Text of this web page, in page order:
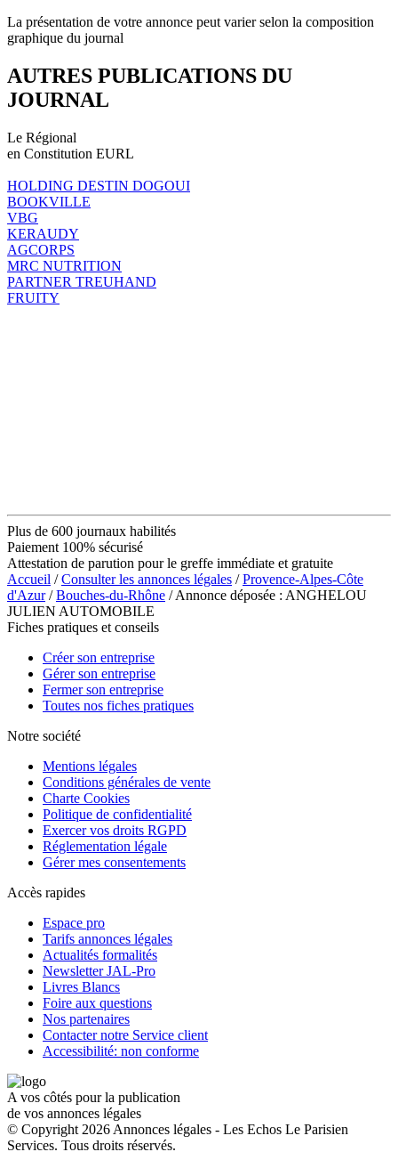
La présentation de votre annonce peut varier selon la composition
graphique du journal
AUTRES PUBLICATIONS DU
JOURNAL
Le Régional
en Constitution EURL
HOLDING DESTIN DOGOUI
BOOKVILLE
VBG
KERAUDY
AGCORPS
MRC NUTRITION
PARTNER TREUHAND
FRUITY
Plus de 600 journaux habilités
Paiement 100% sécurisé
Attestation de parution pour le greffe immédiate et gratuite
Accueil /Consulter les annonces légales /Provence-Alpes-Côte
d'Azur/Bouches-du-Rhône / Annonce déposée : ANGHELOU
JULIEN AUTOMOBILE
Fiches pratiques et conseils
Créer son entreprise
Gérer son entreprise
Fermer son entreprise
Toutes nos fiches pratiques
Notre société
Mentions légales
Conditions générales de vente
Charte Cookies
Politique de confidentialité
Exercer vos droits RGPD
Réglementation légale
Gérer mes consentements
Accès rapides
Espace pro
Tarifs annonces légales
Actualités formalités
Newsletter JAL-Pro
Livres Blancs
Foire aux questions
Nos partenaires
Contacter notre Service client
Accessibilité: non conforme
A vos côtés pour la publication
de vos annonces légales
© Copyright 2026 Annonces légales - Les Echos Le Parisien
Services. Tous droits réservés.